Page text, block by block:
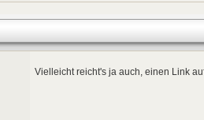
Vielleicht reicht's ja auch, einen Link